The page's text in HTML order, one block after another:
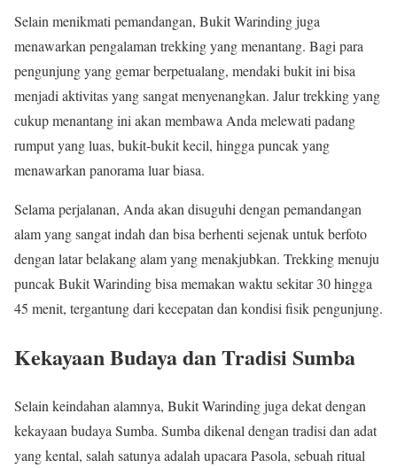
Selain menikmati pemandangan, Bukit Warinding juga
menawarkan pengalaman trekking yang menantang. Bagi para
pengunjung yang gemar berpetualang, mendaki bukit ini bisa
menjadi aktivitas yang sangat menyenangkan. Jalur trekking yang
cukup menantang ini akan membawa Anda melewati padang
rumput yang luas, bukit-bukit kecil, hingga puncak yang
menawarkan panorama luar biasa.
Selama perjalanan, Anda akan disuguhi dengan pemandangan
alam yang sangat indah dan bisa berhenti sejenak untuk berfoto
dengan latar belakang alam yang menakjubkan. Trekking menuju
puncak Bukit Warinding bisa memakan waktu sekitar 30 hingga
45 menit, tergantung dari kecepatan dan kondisi fisik pengunjung.
Kekayaan Budaya dan Tradisi Sumba
Selain keindahan alamnya, Bukit Warinding juga dekat dengan
kekayaan budaya Sumba. Sumba dikenal dengan tradisi dan adat
yang kental, salah satunya adalah upacara Pasola, sebuah ritual